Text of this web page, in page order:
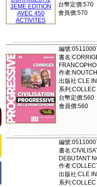
台幣定價:570
會員價:570
編號
書名
作者
出版社:CLE
系列
台幣定價:560
會員價:560
編號
書名
DEBUTANT
作者
出版社:CLE
系列